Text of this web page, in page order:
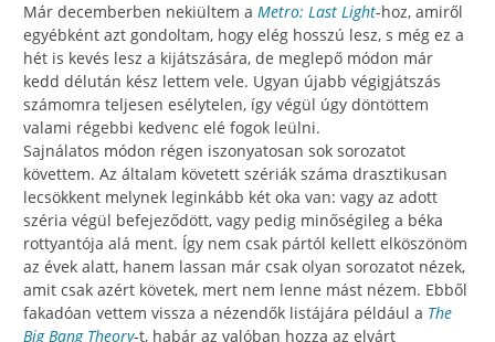
Már decemberben nekiültem a Metro: Last Light-hoz, amiről
egyébként azt gondoltam, hogy elég hosszú lesz, s még ez a
hét is kevés lesz a kijátszására, de meglepő módon már
kedd délután kész lettem vele. Ugyan újabb végigjátszás
számomra teljesen esélytelen, így végül úgy döntöttem
valami régebbi kedvenc elé fogok leülni.
Sajnálatos módon régen iszonyatosan sok sorozatot
követtem. Az általam követett szériák száma drasztikusan
lecsökkent melynek leginkább két oka van: vagy az adott
széria végül befejeződött, vagy pedig minőségileg a béka
rottyantója alá ment. Így nem csak pártól kellett elköszönöm
az évek alatt, hanem lassan már csak olyan sorozatot nézek,
amit csak azért követek, mert nem lenne mást nézem. Ebből
fakadóan vettem vissza a nézendők listájára például a The
Big Bang Theory-t, habár az valóban hozza az elvárt